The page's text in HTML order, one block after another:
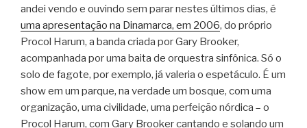
andei vendo e ouvindo sem parar nestes últimos dias, é
uma apresentação na Dinamarca, em 2006, do próprio
Procol Harum, a banda criada por Gary Brooker,
acompanhada por uma baita de orquestra sinfônica. Só o
solo de fagote, por exemplo, já valeria o espetáculo. É um
show em um parque, na verdade um bosque, com uma
organização, uma civilidade, uma perfeição nórdica – o
Procol Harum, com Gary Brooker cantando e solando um